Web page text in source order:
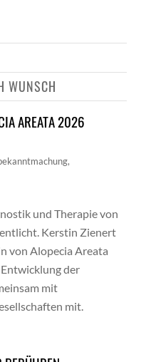
WUNSCH
AREATA 2026
,
und Therapie von
Kerstin Zienert
von Alopecia Areata
der
mit
mit.